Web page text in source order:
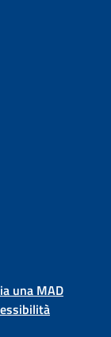
una MAD